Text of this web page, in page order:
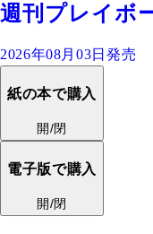
週刊プレイボ
2026年08月03日発売
紙の本で購入
開/閉
電子版で購入
開/閉